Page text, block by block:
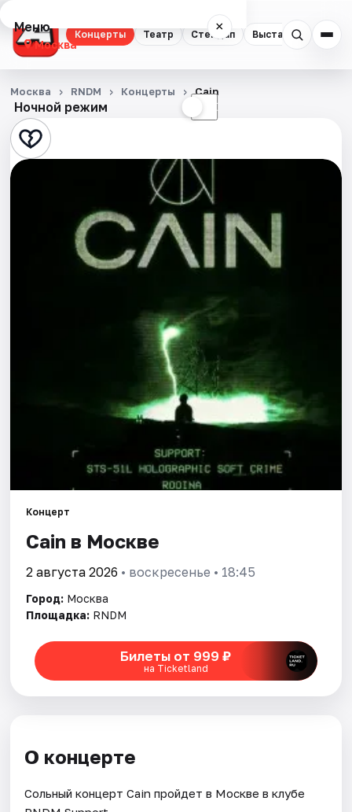
Концерты Театр Стендап Выставки
Меню ×
Москва
Концерты
Театр
Стендап
Ночной режим ☾
Москва RNDM Концерты Cain
Концерт
Cain в Москве
2 августа 2026 • воскресенье • 18:45
Город: Москва
Площадка: RNDM
Билеты от 999 ₽
на Ticketland
О концерте
Сольный концерт Cain пройдет в Москве в клубе